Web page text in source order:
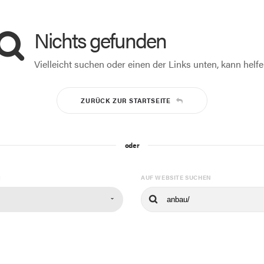
Nichts gefunden
Vielleicht suchen oder einen der Links unten, kann
ZURÜCK ZUR STARTSEITE
oder
AUF WEBSITE SUCHEN